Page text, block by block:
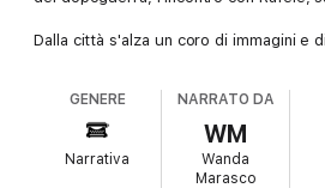
Dalla città s'alza un coro di immagini e
GENERE
Narrativa
NARRATO DA
WM
Wanda
Marasco